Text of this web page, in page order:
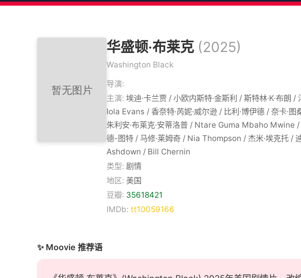
华盛顿·布莱克 (2025)
Washington Black
导演:
主演: 埃迪·卡兰贾 / 小欧内斯特·金斯利 / 斯特林·K·布朗 /
Iola Evans / 香奈特·芮妮·威尔逊 / 比利·博伊德 / 奈卡·图
朱利安·布莱克·安蒂洛普 / Ntare Guma Mbaho Mwine /
德-图特 / 马修·莱姆奇 / Nia Thompson / 杰米·埃克托 /
Ashdown / Bill Chernin
类型: 剧情
地区: 美国
豆瓣: 35618421
IMDb: tt10059166
✨ Moovie 推荐语